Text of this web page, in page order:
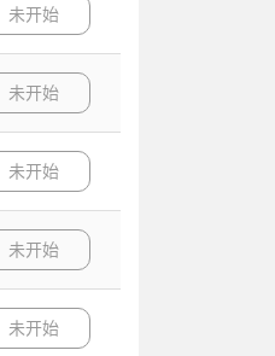
未开始
未开始
未开始
未开始
未开始